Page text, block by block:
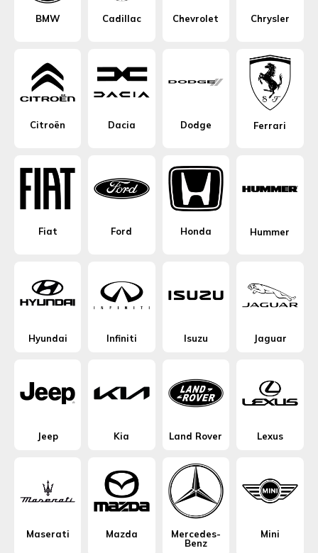
BMW Cadillac Chevrolet Chrysler
Citroën Dacia Dodge Ferrari
Fiat Ford Honda Hummer
Hyundai Infiniti Isuzu Jaguar
Jeep Kia Land Rover Lexus
Maserati Mazda
Mercedes-
Benz
Mini